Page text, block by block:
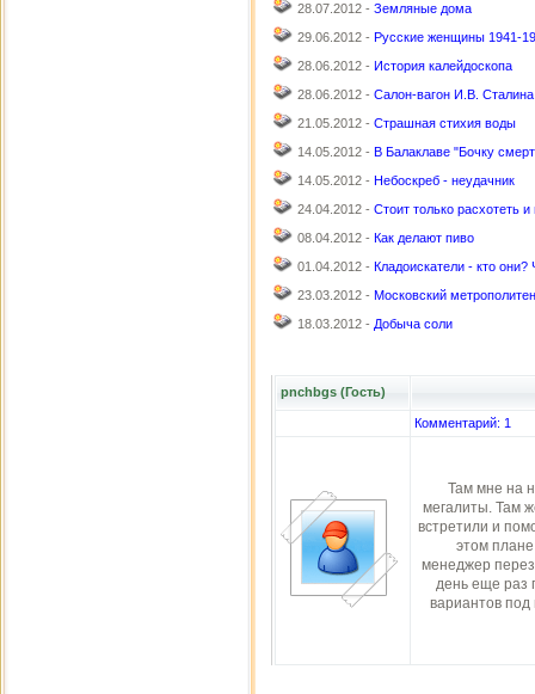
28.07.2012 - Земляные дома
29.06.2012 - Русские женщины 1941-
28.06.2012 - История калейдоскопа
28.06.2012 - Салон-вагон И.В. Сталина
21.05.2012 - Страшная стихия воды
14.05.2012 - В Балаклаве "Бочку
14.05.2012 - Небоскреб - неудачник
24.04.2012 - Стоит только расхотеть и
08.04.2012 - Как делают пиво
01.04.2012 - Кладоискатели - кто они?
23.03.2012 - Московский метрополитен
18.03.2012 - Добыча соли
pnchbgs (Гость)
Комментарий: 1
Там мне на
мегалиты. Там
встретили и
этом
менеджер
день еще раз
вариантов